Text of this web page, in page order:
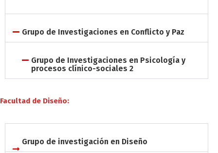
Grupo de Investigaciones en Conflicto y Paz
Grupo de Investigaciones en Psicología y
procesos clínico-sociales 2
Facultad de Diseño:
Grupo de investigación en Diseño